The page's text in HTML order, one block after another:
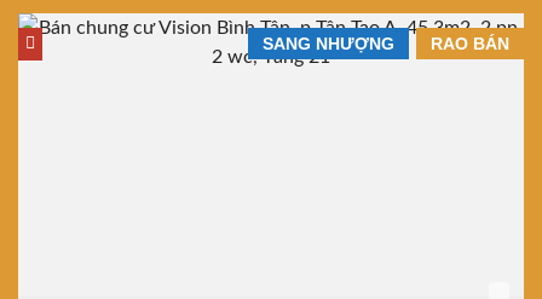
RAO BÁN
SANG NHƯỢNG